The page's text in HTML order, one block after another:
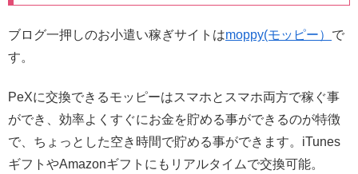
ブログ一押しのお小遣い稼ぎサイトはmoppy(モッピー） で
す。
PeXに交換できるモッピーはスマホとスマホ両方で稼ぐ事
ができ、効率よくすぐにお金を貯める事ができるのが特徴
で、ちょっとした空き時間で貯める事ができます。iTunes
ギフトやAmazonギフトにもリアルタイムで交換可能。